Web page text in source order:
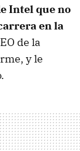
Intel que no
en la
de la
y le